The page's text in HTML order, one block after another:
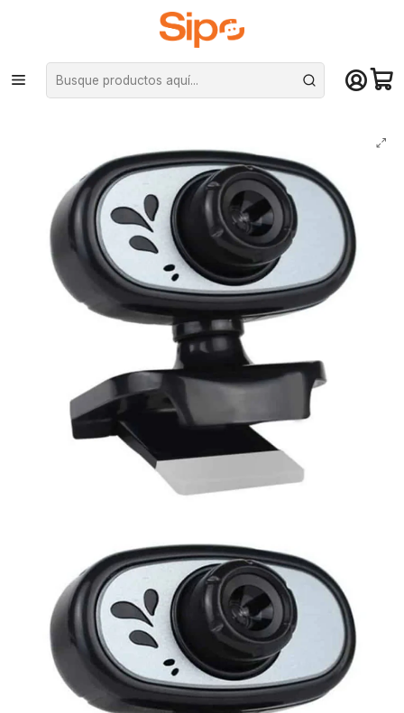
¡Compra hasta mediodía y recibe hoy! De lunes a sábado en el gran
Santiago. Envío gratis desde $29.990
Inicio Computación y Gamers Cámara Web
Webcam VGA con soporte para pantalla - conexión USB